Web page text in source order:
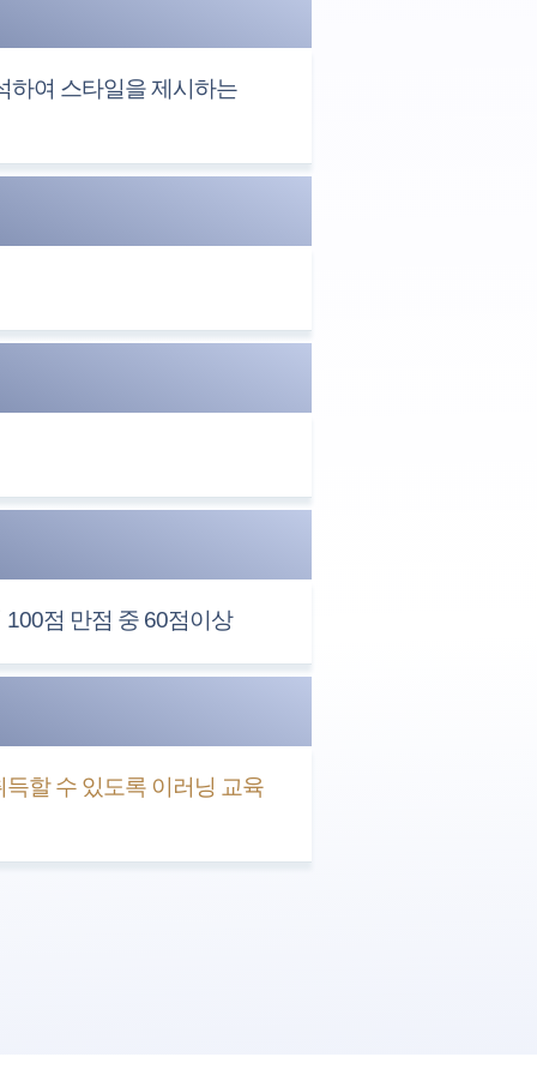
하여 스타일을 제시하는
점 만점 중 60점이상
할 수 있도록 이러닝 교육